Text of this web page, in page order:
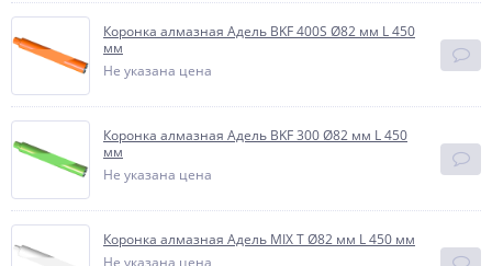
Коронка алмазная Адель BKF 400S Ø82 мм L 450
мм
Не указана цена
Коронка алмазная Адель BKF 300 Ø82 мм L 450
мм
Не указана цена
Коронка алмазная Адель MIX T Ø82 мм L 450 мм
Не указана цена